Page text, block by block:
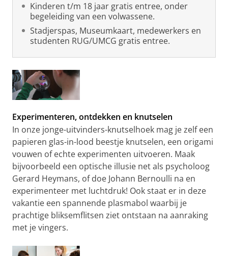
Kinderen t/m 18 jaar gratis entree, onder
begeleiding van een volwassene.
Stadjerspas, Museumkaart, medewerkers en
studenten RUG/UMCG gratis entree.
Experimenteren, ontdekken en knutselen
In onze jonge-uitvinders-knutselhoek mag je zelf een
papieren glas-in-lood beestje knutselen, een origami
vouwen of echte experimenten uitvoeren. Maak
bijvoorbeeld een optische illusie net als psycholoog
Gerard Heymans, of doe Johann Bernoulli na en
experimenteer met luchtdruk! Ook staat er in deze
vakantie een spannende plasmabol waarbij je
prachtige bliksemflitsen ziet ontstaan na aanraking
met je vingers.